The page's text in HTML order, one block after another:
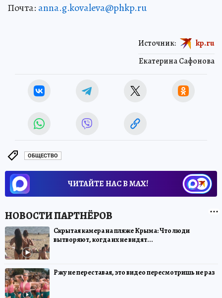
Почта: anna.g.kovaleva@phkp.ru
Екатерина Сафонова
Источник: kp.ru
ОБЩЕСТВО
ЧИТАЙТЕ НАС В МАХ!
Скрытая камера на пляже Крыма: Что люди
вытворяют, когда их не видят...
Ржу не переставая, это видео пересмотришь не раз